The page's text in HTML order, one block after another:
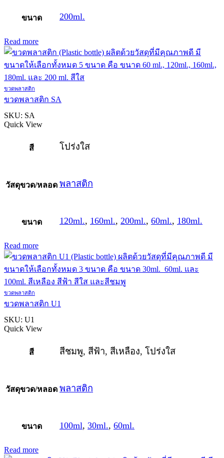
ขนาด 200ml.
Read more
ขวดพลาสติก
ขวดพลาสติก SA
SKU: SA
Quick View
สี โปร่งใส
วัสดุขวด/หลอด พลาสติก
ขนาด 120ml., 160ml., 200ml., 60ml., 180ml.
Read more
ขวดพลาสติก
ขวดพลาสติก U1
SKU: U1
Quick View
สี สีชมพู, สีฟ้า, สีเหลือง, โปร่งใส
วัสดุขวด/หลอด พลาสติก
ขนาด 100ml, 30ml., 60ml.
Read more